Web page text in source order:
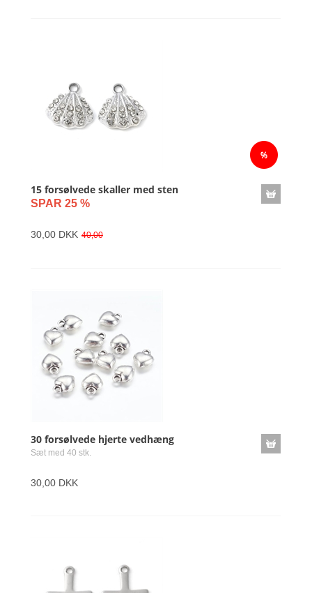
15 forsølvede skaller med sten
SPAR 25 %
30,00 DKK 40,00
30 forsølvede hjerte vedhæng
Sæt med 40 stk.
30,00 DKK